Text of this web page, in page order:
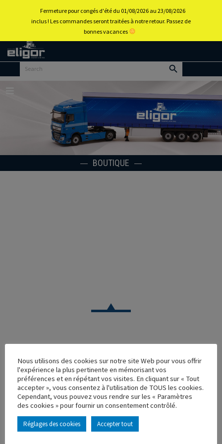
Retour
BOUTIQUE
VOITURE
PEUGEOT PARTNER SERVICE PEUGEOT ETS BERNARD
Réf. : 100986
Rupture de stock
Caractéristique principales :
Nous utilisons des cookies sur notre site Web pour vous offrir
l'expérience la plus pertinente en mémorisant vos
préférences et en répétant vos visites. En cliquant sur « Tout
accepter », vous consentez à l'utilisation de TOUS les cookies.
Cependant, vous pouvez vous rendre sur les « Paramètres
des cookies » pour fournir un consentement contrôlé.
Réglages des cookies Accepter tout
Fermeture pour congés d'été du 01/08/2026 au 23/08/2026
inclus ! Les commandes seront traitées à notre retour. Passez de
bonnes vacances